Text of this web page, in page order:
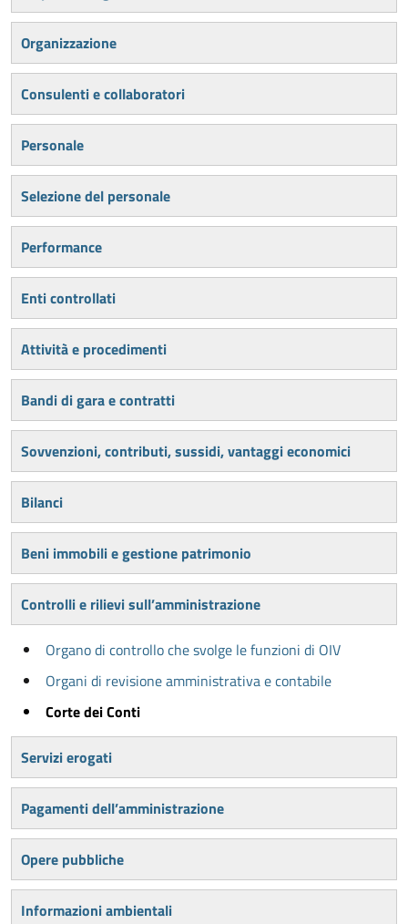
Organizzazione
Consulenti e collaboratori
Personale
Selezione del personale
Performance
Enti controllati
Attività e procedimenti
Bandi di gara e contratti
Sovvenzioni, contributi, sussidi, vantaggi economici
Bilanci
Beni immobili e gestione patrimonio
Controlli e rilievi sull’amministrazione
Organo di controllo che svolge le funzioni di OIV
Organi di revisione amministrativa e contabile
Corte dei Conti
Servizi erogati
Pagamenti dell’amministrazione
Opere pubbliche
Informazioni ambientali